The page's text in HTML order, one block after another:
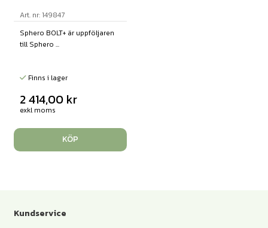
Art. nr: 149847
Sphero BOLT+ är uppföljaren
till Sphero ...
Finns i lager
2 414,00 kr
exkl moms
KÖP
Kundservice